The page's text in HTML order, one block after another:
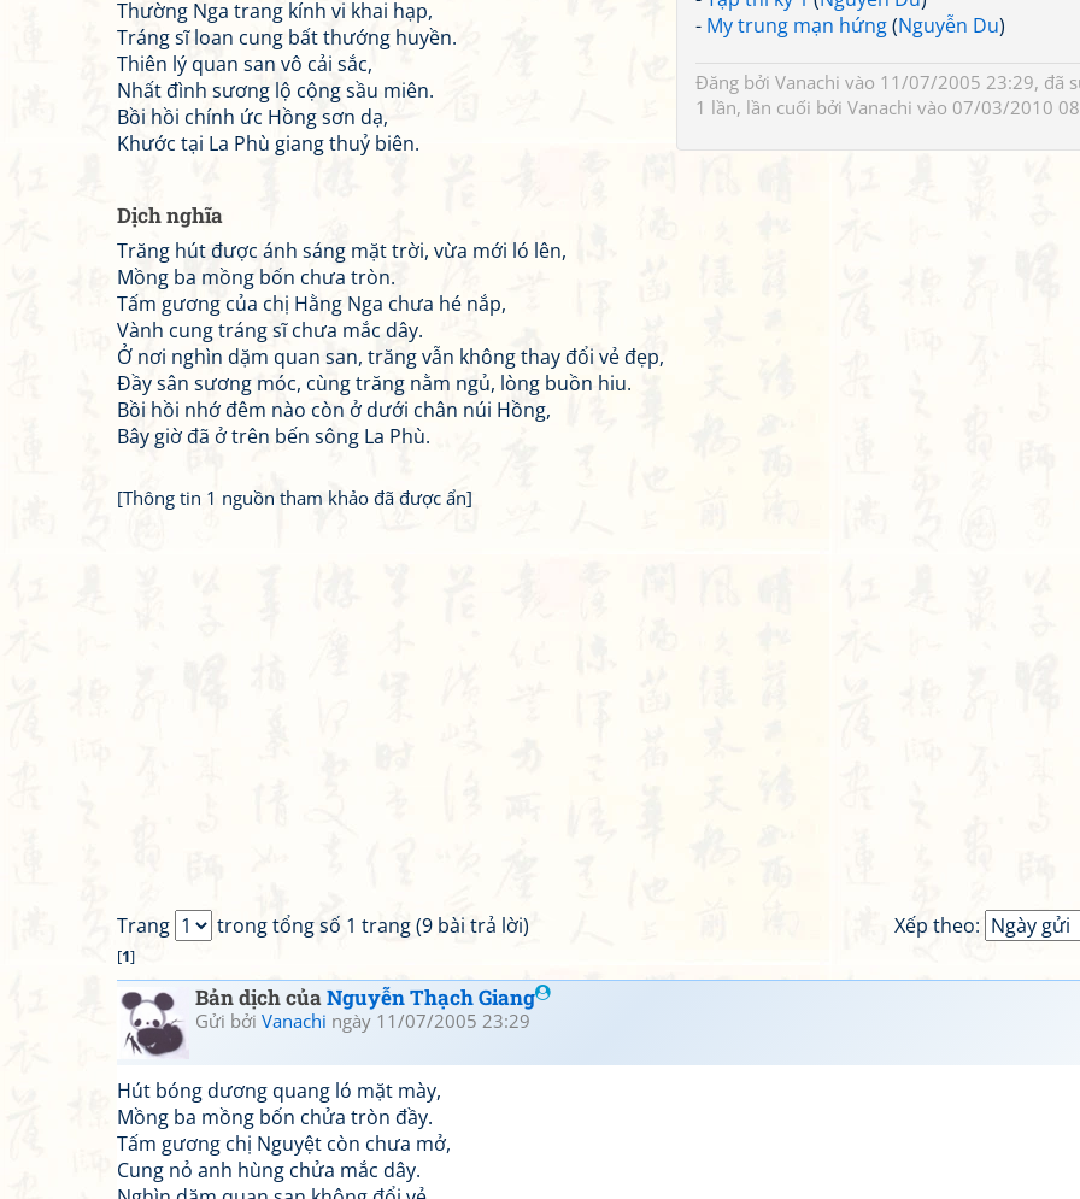
- My trung mạn hứng(Nguyễn Du)
Đăng bởi Vanachi vào 11/07/2005 23:29, đã
1 lần, lần cuối bởi Vanachi vào 07/03/2010
Thường Nga trang kính vi khai hạp,
Tráng sĩ loan cung bất thướng huyền.
Thiên lý quan san vô cải sắc,
Nhất đình sương lộ cộng sầu miên.
Bồi hồi chính ức Hồng sơn dạ,
Khước tại La Phù giang thuỷ biên.
Dịch nghĩa
Trăng hút được ánh sáng mặt trời, vừa mới ló lên,
Mồng ba mồng bốn chưa tròn.
Tấm gương của chị Hằng Nga chưa hé nắp,
Vành cung tráng sĩ chưa mắc dây.
Ở nơi nghìn dặm quan san, trăng vẫn không thay đổi vẻ đẹp,
Đầy sân sương móc, cùng trăng nằm ngủ, lòng buồn hiu.
Bồi hồi nhớ đêm nào còn ở dưới chân núi Hồng,
Bây giờ đã ở trên bến sông La Phù.
[Thông tin 1 nguồn tham khảo đã được ẩn]
Xếp theo:
Trang trong tổng số 1 trang (9 bài trả lời)
[1]
Bản dịch củaNguyễn Thạch Giang
Gửi bởi Vanachi ngày 11/07/2005 23:29
Hút bóng dương quang ló mặt mày,
Mồng ba mồng bốn chửa tròn đầy.
Tấm gương chị Nguyệt còn chưa mở,
Cung nỏ anh hùng chửa mắc dây.